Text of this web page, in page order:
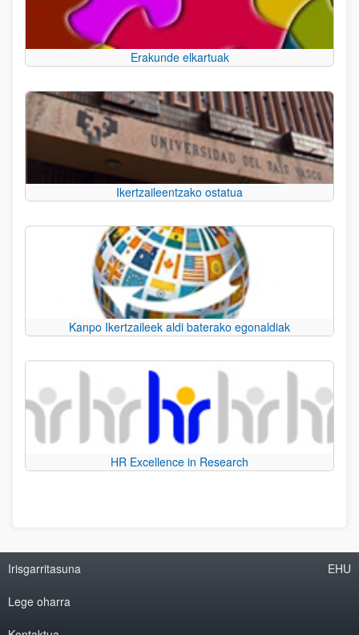
Erakunde elkartuak
Ikertzaileentzako ostatua
Kanpo Ikertzaileek aldi baterako egonaldiak
HR Excellence in Research
Irisgarritasuna
Lege oharra
EHU